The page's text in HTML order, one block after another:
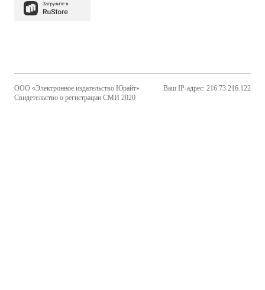
ООО «Электронное издательство Юрайт»
Свидетельство о регистрации СМИ 2020
Ваш IP-адрес: 216.73.216.122